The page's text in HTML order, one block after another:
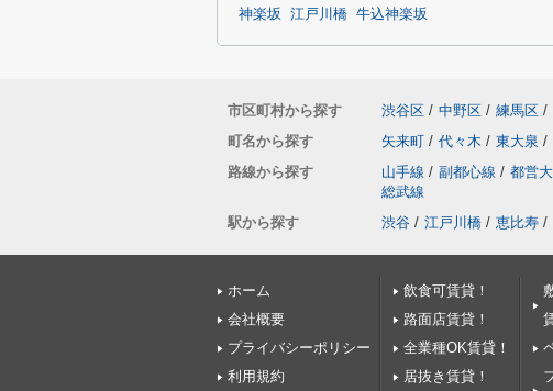
神楽坂 江戸川橋 牛込神楽坂
市区町村から探す 渋谷区 / 中野区 / 練馬区 /
町名から探す
矢来町 / 代々木 / 東大泉 /
路線から探す
山手線 / 副都心線 / 都営
総武線
駅から探す
渋谷 / 江戸川橋 / 恵比寿 /
ホーム
会社概要
プライバシーポリシー
利用規約
飲食可賃貸！
路面店賃貸！
全業種OK賃貸！
居抜き賃貸！